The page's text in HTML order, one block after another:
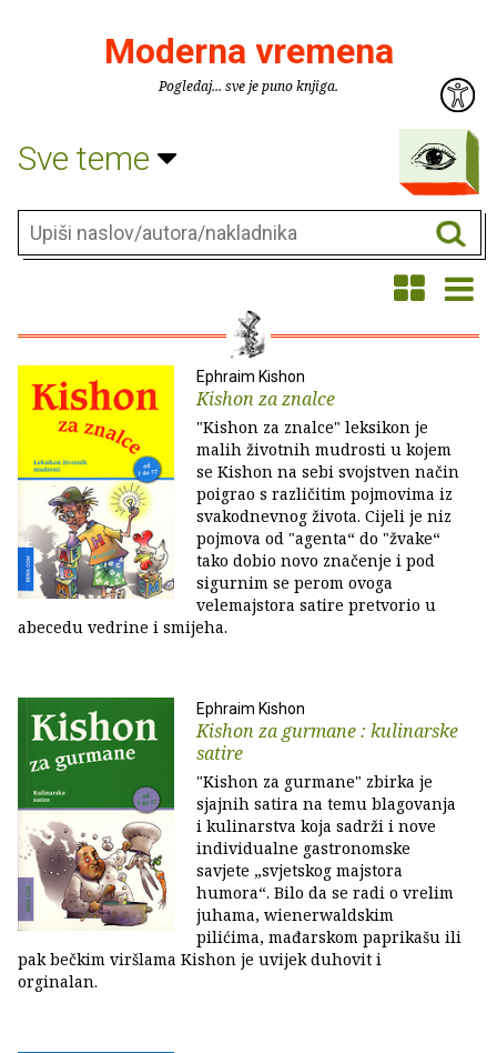
Moderna vremena
Pogledaj... sve je puno knjiga.
Sve teme
Ephraim Kishon
Kishon za znalce
"Kishon za znalce" leksikon je
malih životnih mudrosti u kojem
se Kishon na sebi svojstven način
poigrao s različitim pojmovima iz
svakodnevnog života. Cijeli je niz
pojmova od "agenta“ do "žvake“
tako dobio novo značenje i pod
sigurnim se perom ovoga
velemajstora satire pretvorio u
abecedu vedrine i smijeha.
Ephraim Kishon
Kishon za gurmane : kulinarske
satire
"Kishon za gurmane" zbirka je
sjajnih satira na temu blagovanja
i kulinarstva koja sadrži i nove
individualne gastronomske
savjete „svjetskog majstora
humora“. Bilo da se radi o vrelim
juhama, wienerwaldskim
pilićima, mađarskom paprikašu ili
pak bečkim viršlama Kishon je uvijek duhovit i
orginalan.